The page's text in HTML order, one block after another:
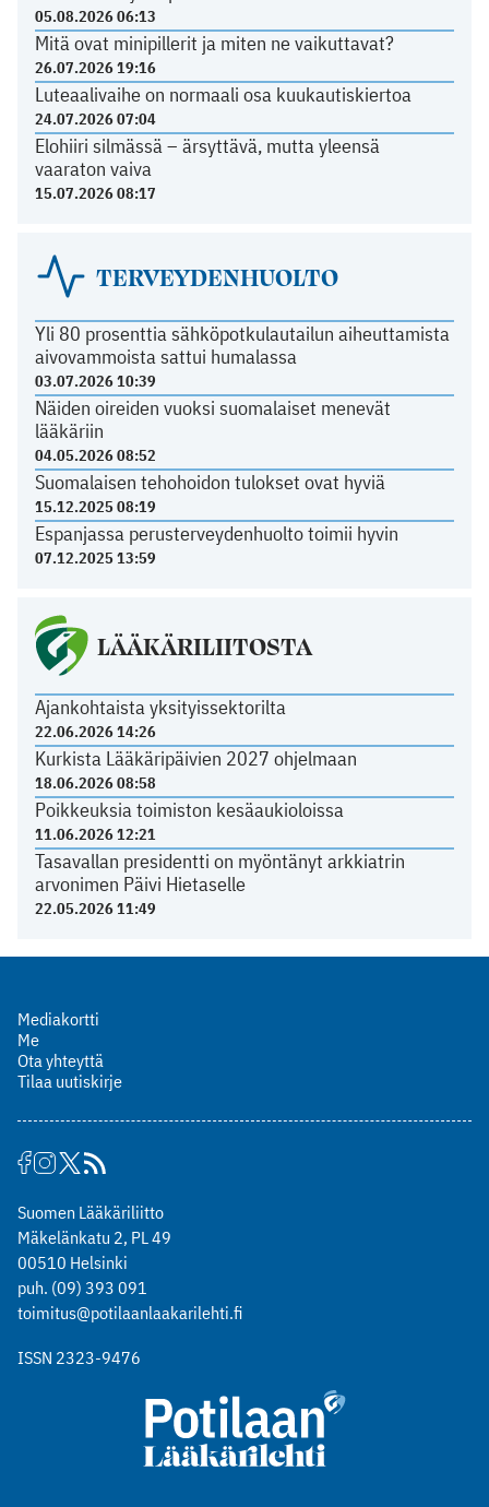
05.08.2026 06:13
Mitä ovat minipillerit ja miten ne vaikuttavat?
26.07.2026 19:16
Luteaalivaihe on normaali osa kuukautiskiertoa
24.07.2026 07:04
Elohiiri silmässä – ärsyttävä, mutta yleensä
vaaraton vaiva
15.07.2026 08:17
TERVEYDENHUOLTO
Yli 80 prosenttia sähköpotkulautailun aiheuttamista
aivovammoista sattui humalassa
03.07.2026 10:39
Näiden oireiden vuoksi suomalaiset menevät
lääkäriin
04.05.2026 08:52
Suomalaisen tehohoidon tulokset ovat hyviä
15.12.2025 08:19
Espanjassa perusterveydenhuolto toimii hyvin
07.12.2025 13:59
LÄÄKÄRILIITOSTA
Ajankohtaista yksityissektorilta
22.06.2026 14:26
Kurkista Lääkäripäivien 2027 ohjelmaan
18.06.2026 08:58
Poikkeuksia toimiston kesäaukioloissa
11.06.2026 12:21
Tasavallan presidentti on myöntänyt arkkiatrin
arvonimen Päivi Hietaselle
22.05.2026 11:49
Mediakortti
Me
Ota yhteyttä
Tilaa uutiskirje
Suomen Lääkäriliitto
Mäkelänkatu 2, PL 49
00510 Helsinki
puh. (09) 393 091
toimitus@potilaanlaakarilehti.fi
ISSN 2323-9476